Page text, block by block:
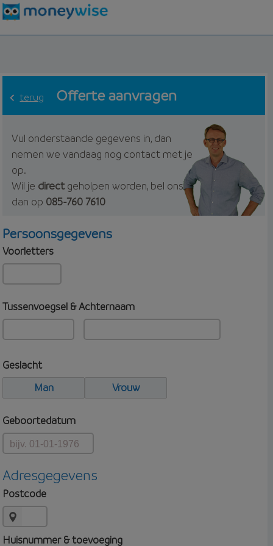
terug Offerte aanvragen
Vul onderstaande gegevens in, dan
nemen we vandaag nog contact met je
op.
Wil je directgeholpen worden, bel ons
dan op 085-760 7610
Persoonsgegevens
Voorletters
Tussenvoegsel & Achternaam
Geslacht
Man
Vrouw
Geboortedatum
Adresgegevens
Postcode
Huisnummer & toevoeging